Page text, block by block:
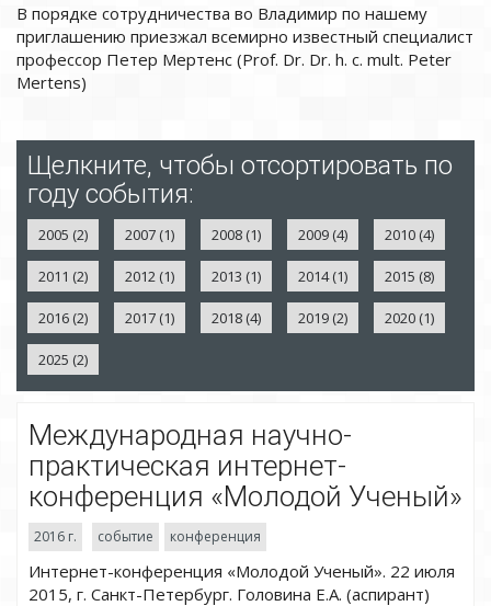
В порядке сотрудничества во Владимир по нашему
приглашению приезжал всемирно известный специалист
профессор Петер Мертенс (Prof. Dr. Dr. h. c. mult. Peter
Mertens)
Щелкните, чтобы отсортировать по
году события:
2005 (2) 2007 (1) 2008 (1) 2009 (4) 2010 (4)
2011 (2) 2012 (1) 2013 (1) 2014 (1) 2015 (8)
2016 (2) 2017 (1) 2018 (4) 2019 (2) 2020 (1)
2025 (2)
Международная научно-
практическая интернет-
конференция «Молодой Ученый»
2016 г. событие конференция
Интернет-конференция «Молодой Ученый». 22 июля
2015, г. Санкт-Петербург. Головина Е.А. (аспирант)